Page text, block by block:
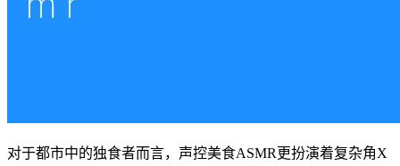
对于都市中的独食者而言，声控美食ASMR更扮演着复杂角X